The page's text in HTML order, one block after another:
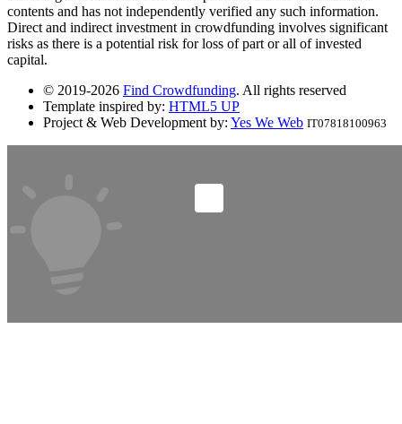
contents and has not independently verified any such information.
Direct and indirect investment in crowdfunding involves significant
risks as there is a potential risk for loss of part or all of invested
capital.
© 2019-2026 Find Crowdfunding. All rights reserved
Template inspired by: HTML5 UP
Project & Web Development by: Yes We Web IT07818100963